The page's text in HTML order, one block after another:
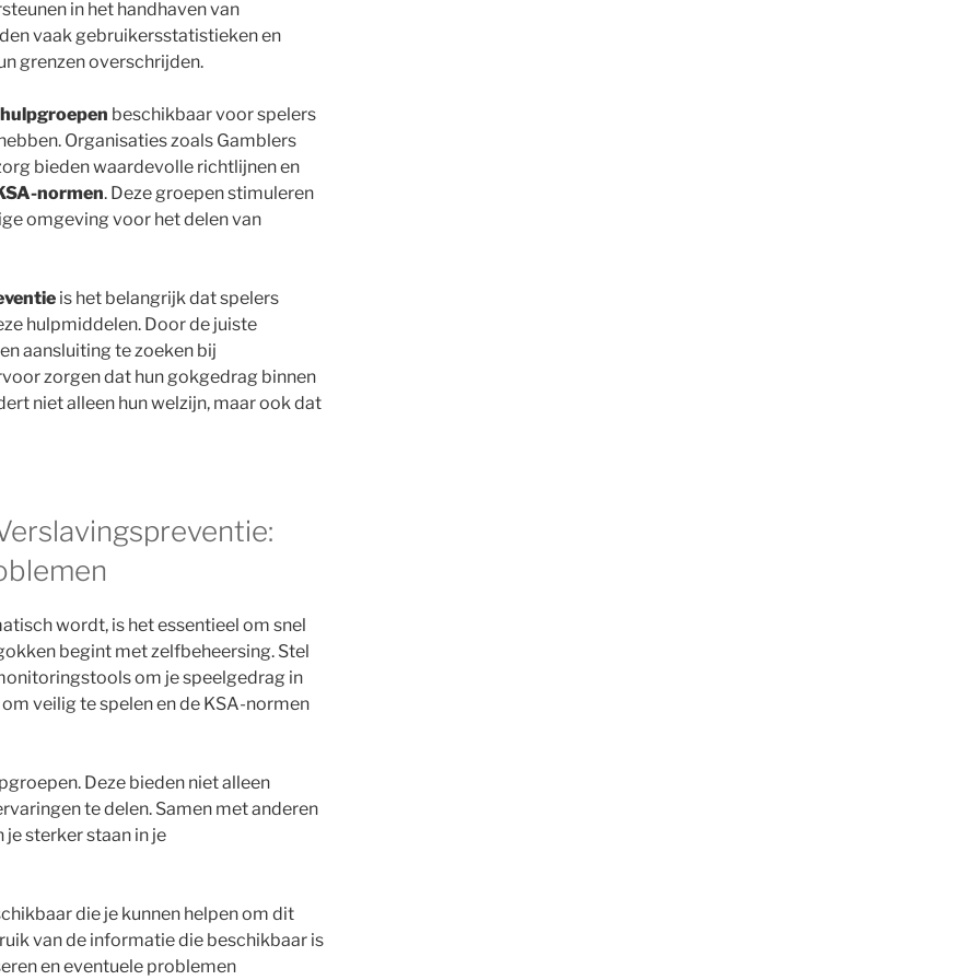
in het handhaven van
vaak gebruikersstatistieken en
grenzen overschrijden.
hulpgroepen beschikbaar voor spelers
Organisaties zoals Gamblers
bieden waardevolle richtlijnen en
normen. Deze groepen stimuleren
omgeving voor het delen van
is het belangrijk dat spelers
hulpmiddelen. Door de juiste
aansluiting te zoeken bij
zorgen dat hun gokgedrag binnen
niet alleen hun welzijn, maar ook dat
wordt, is het essentieel om snel
begint met zelfbeheersing. Stel
om je speelgedrag in
veilig te spelen en de KSA-normen
Deze bieden niet alleen
te delen. Samen met anderen
sterker staan in je
die je kunnen helpen om dit
van de informatie die beschikbaar is
en eventuele problemen